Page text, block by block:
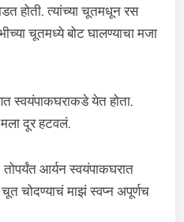
होती. त्यांच्या चूतमधून रस
चूतमध्ये बोट घालण्याचा मजा
स्वयंपाकघराकडे येत होता.
दूर हटवलं.
आर्यन स्वयंपाकघरात
चोदण्याचं माझं स्वप्न अपूर्णच